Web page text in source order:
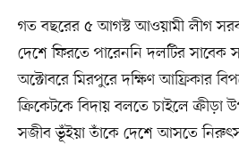
গত বছরের ৫ আগস্ট আওয়ামী লীগ
দেশে ফিরতে পারেননি দলটির সাবেক
অক্টোবরে মিরপুরে দক্ষিণ আফ্রিকার
ক্রিকেটকে বিদায় বলতে চাইলে ক্রীড়া
সজীব ভূঁইয়া তাঁকে দেশে আসতে